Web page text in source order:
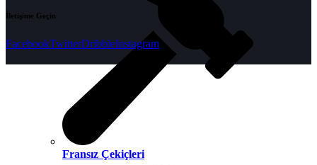
Fransız Çekiçleri
İletişime Geçin
FacebookTwitterDribbleInstagram